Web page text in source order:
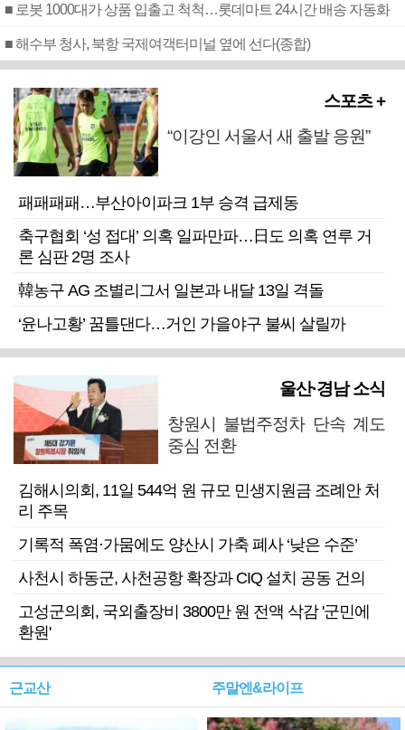
■ 로봇 1000대가 상품 입출고 척척…롯데마트 24시간 배송 자동화
■ 해수부 청사, 북항 국제여객터미널 옆에 선다(종합)
스포츠 +
“이강인 서울서 새 출발 응원”
패패패패…부산아이파크 1부 승격 급제동
축구협회 ‘성 접대’ 의혹 일파만파…日도 의혹 연루 거
론 심판 2명 조사
韓농구 AG 조별리그서 일본과 내달 13일 격돌
‘윤나고황’ 꿈틀댄다…거인 가을야구 불씨 살릴까
울산·경남 소식
창원시 불법주정차 단속 계도
중심 전환
김해시의회, 11일 544억 원 규모 민생지원금 조례안 처
리 주목
기록적 폭염·가뭄에도 양산시 가축 폐사 ‘낮은 수준’
사천시 하동군, 사천공항 확장과 CIQ 설치 공동 건의
고성군의회, 국외출장비 3800만 원 전액 삭감 '군민에
환원'
근교산 주말엔&라이프